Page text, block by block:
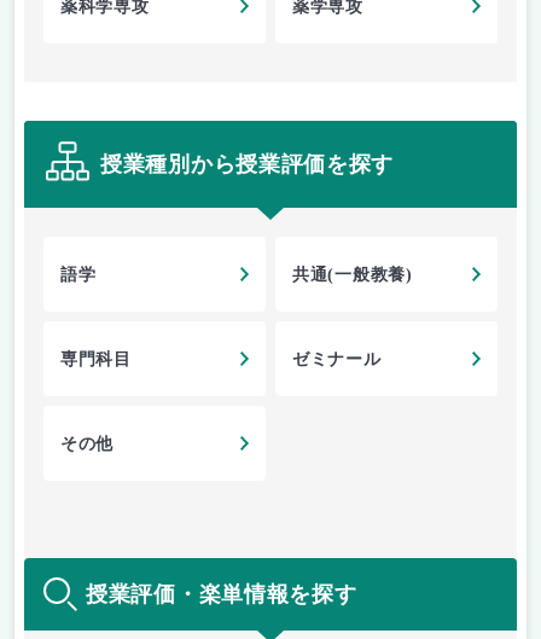
薬科学専攻 薬学専攻
授業種別から授業評価を探す
語学 共通(一般教養)
専門科目 ゼミナール
その他
授業評価・楽単情報を探す